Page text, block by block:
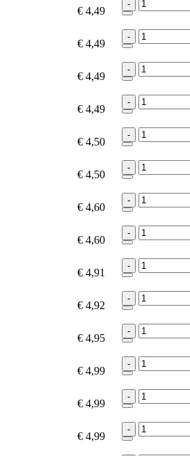
€ 4,49
-
€ 4,49
-
€ 4,49
-
€ 4,49
-
€ 4,50
-
€ 4,50
-
€ 4,60
-
€ 4,60
-
€ 4,91
-
€ 4,92
-
€ 4,95
-
€ 4,99
-
€ 4,99
-
€ 4,99
-